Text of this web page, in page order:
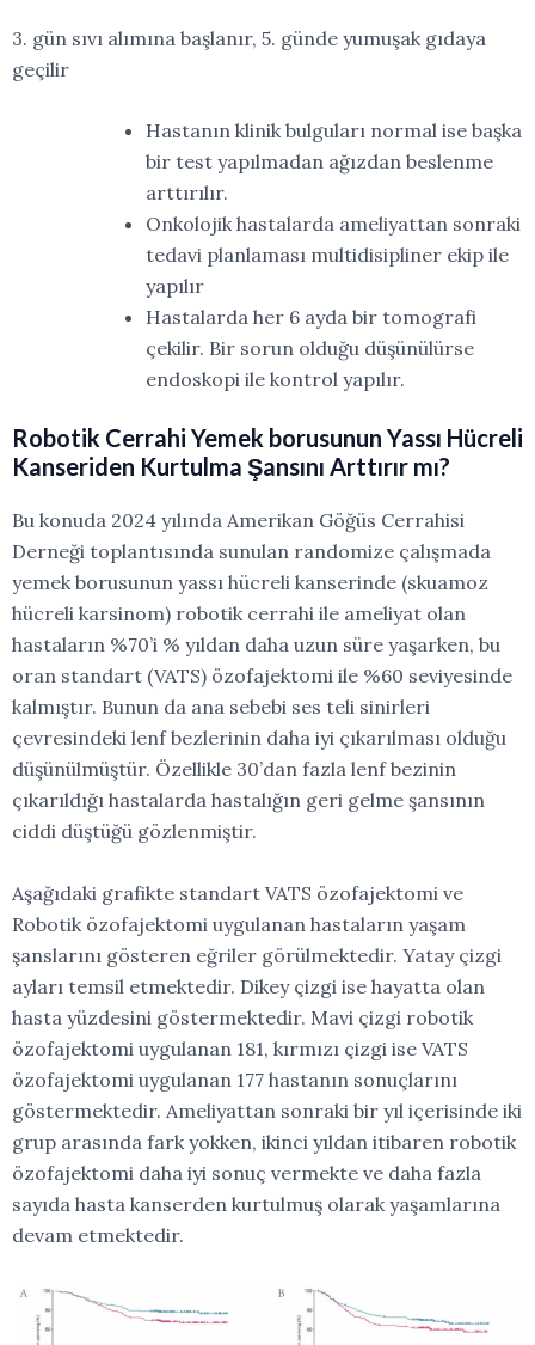
3. gün sıvı alımına başlanır, 5. günde yumuşak gıdaya
geçilir
Hastanın klinik bulguları normal ise başka
bir test yapılmadan ağızdan beslenme
arttırılır.
Onkolojik hastalarda ameliyattan sonraki
tedavi planlaması multidisipliner ekip ile
yapılır
Hastalarda her 6 ayda bir tomografi
çekilir. Bir sorun olduğu düşünülürse
endoskopi ile kontrol yapılır.
Robotik Cerrahi Yemek borusunun Yassı Hücreli
Kanseriden Kurtulma Şansını Arttırır mı?
Bu konuda 2024 yılında Amerikan Göğüs Cerrahisi
Derneği toplantısında sunulan randomize çalışmada
yemek borusunun yassı hücreli kanserinde (skuamoz
hücreli karsinom) robotik cerrahi ile ameliyat olan
hastaların %70’i % yıldan daha uzun süre yaşarken, bu
oran standart (VATS) özofajektomi ile %60 seviyesinde
kalmıştır. Bunun da ana sebebi ses teli sinirleri
çevresindeki lenf bezlerinin daha iyi çıkarılması olduğu
düşünülmüştür. Özellikle 30’dan fazla lenf bezinin
çıkarıldığı hastalarda hastalığın geri gelme şansının
ciddi düştüğü gözlenmiştir.
Aşağıdaki grafikte standart VATS özofajektomi ve
Robotik özofajektomi uygulanan hastaların yaşam
şanslarını gösteren eğriler görülmektedir. Yatay çizgi
ayları temsil etmektedir. Dikey çizgi ise hayatta olan
hasta yüzdesini göstermektedir. Mavi çizgi robotik
özofajektomi uygulanan 181, kırmızı çizgi ise VATS
özofajektomi uygulanan 177 hastanın sonuçlarını
göstermektedir. Ameliyattan sonraki bir yıl içerisinde iki
grup arasında fark yokken, ikinci yıldan itibaren robotik
özofajektomi daha iyi sonuç vermekte ve daha fazla
sayıda hasta kanserden kurtulmuş olarak yaşamlarına
devam etmektedir.